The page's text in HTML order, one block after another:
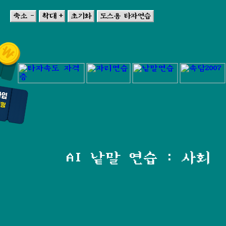
AI 낱말 연습 : 사회
축소 - 확대 + 초기화 도스용 타자연습